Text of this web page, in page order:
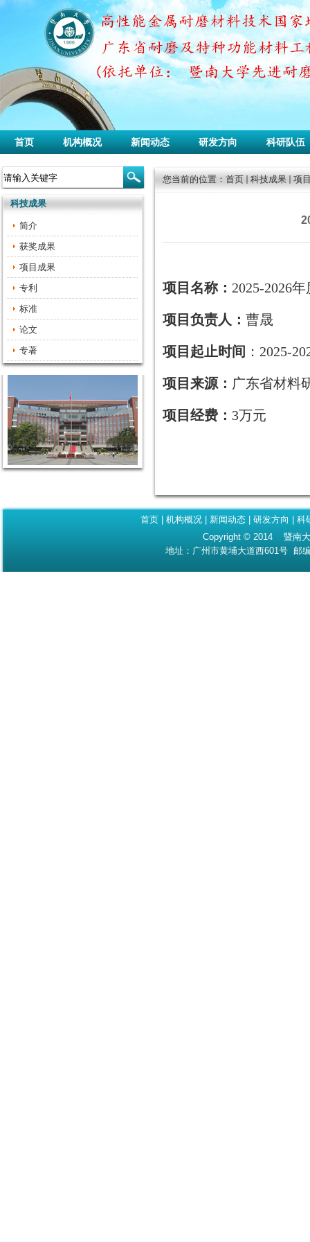
首页 机构概况 新闻动态 研发方向 科研队伍
科技成果
简介
获奖成果
项目成果
专利
标准
论文
专著
您当前的位置： 首页 科技成果 项
项目名称： 2025-2026
项目负责人： 曹晟
项目起止时间 ：2025-
项目来源： 广东省材料
项目经费： 3万元
首页 |机构概况 新闻动态 |研发方向 |科
Copyright © 2014 暨南
地址：广州市黄埔大道西601号 邮